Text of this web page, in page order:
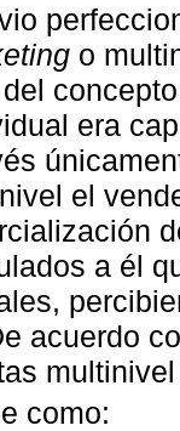
o
era
el
a él
acuerdo
como: